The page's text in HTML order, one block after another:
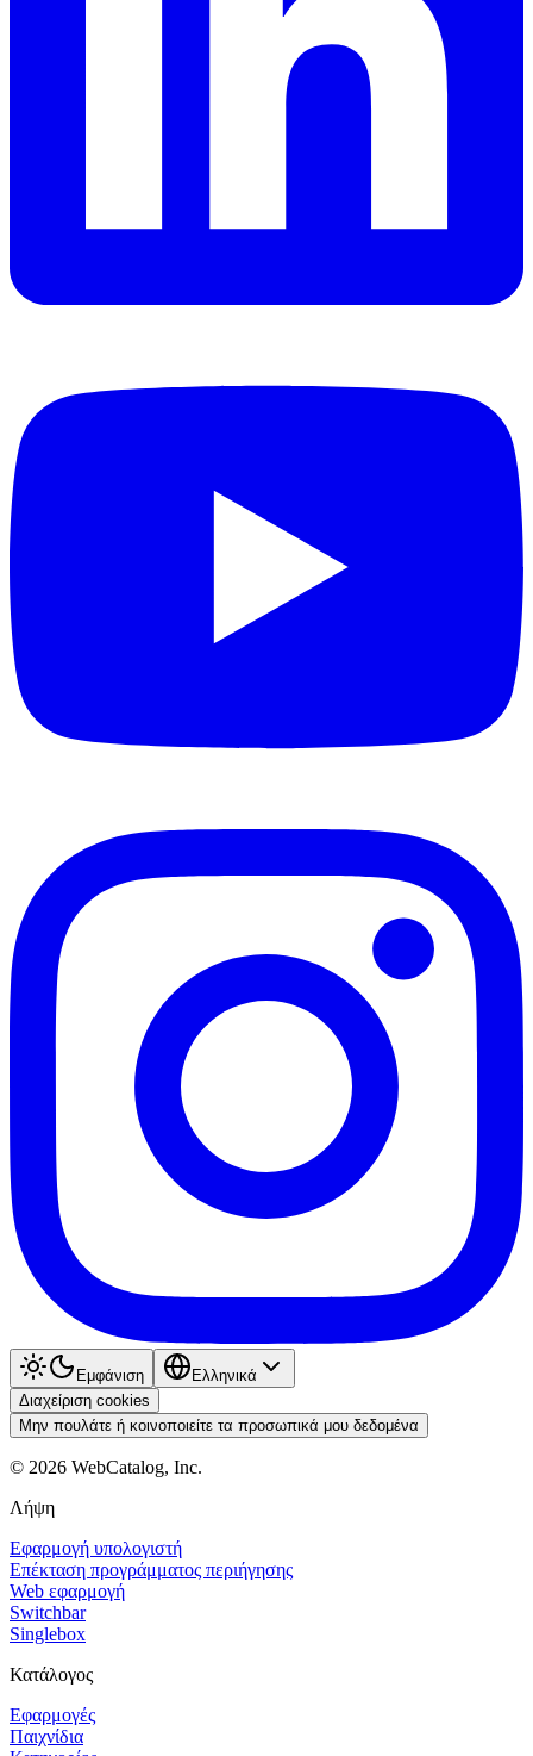
Εμφάνιση
Ελληνικά
Διαχείριση cookies
Μην πουλάτε ή κοινοποιείτε τα προσωπικά μου δεδομένα
© 2026 WebCatalog, Inc.
Λήψη
Εφαρμογή υπολογιστή
Επέκταση προγράμματος περιήγησης
Web εφαρμογή
Switchbar
Singlebox
Κατάλογος
Εφαρμογές
Παιχνίδια